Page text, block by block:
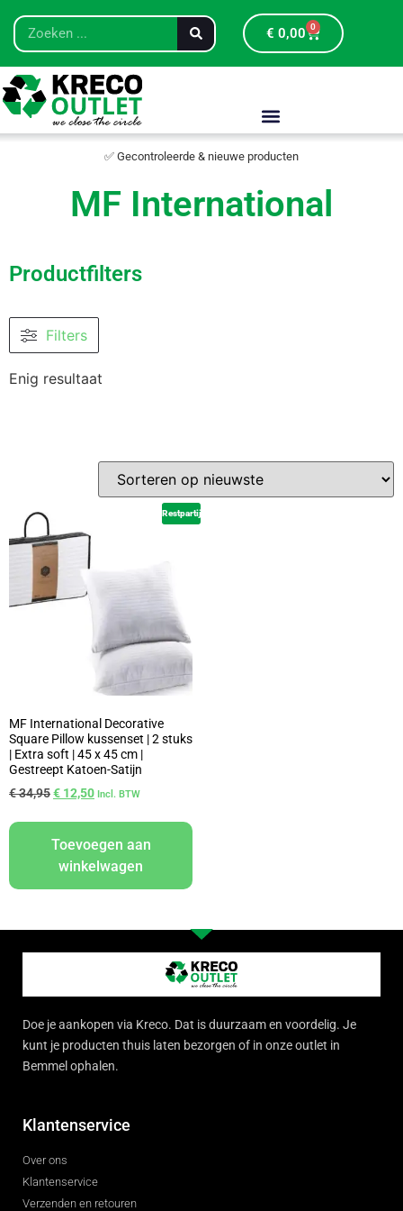
€ 0,00 0
✅ Gecontroleerde & nieuwe producten
MF International
Productfilters
Filters
Enig resultaat
Restpartij
MF International Decorative
Square Pillow kussenset | 2 stuks
| Extra soft | 45 x 45 cm |
Gestreept Katoen-Satijn
€34,95€ 12,50 Incl. BTW
Toevoegen aan
winkelwagen
Doe je aankopen via Kreco. Dat is duurzaam en voordelig. Je
kunt je producten thuis laten bezorgen of in onze outlet in
Bemmel ophalen.
Klantenservice
Over ons
Klantenservice
Verzenden en retouren